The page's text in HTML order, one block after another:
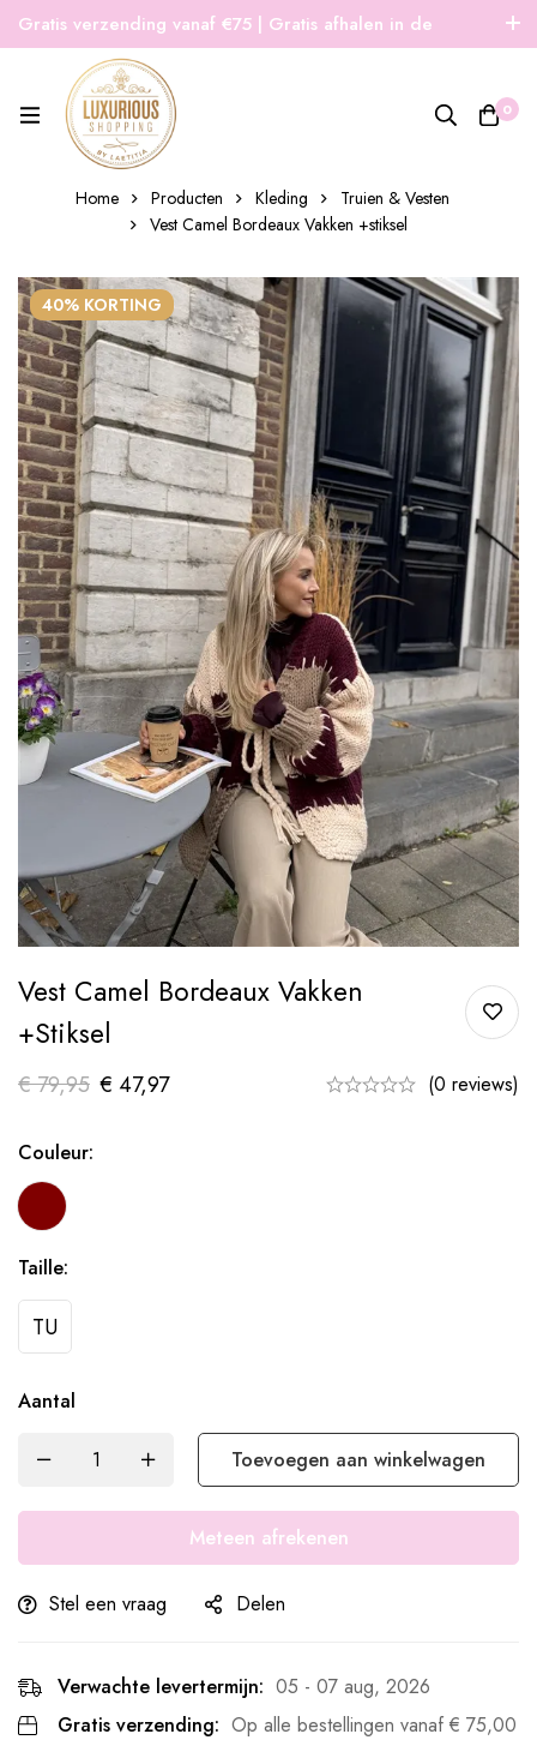
Gratis verzending vanaf €75 | Gratis afhalen in de
winkel | Snelle verzending
0
Home Producten Kleding
Truien & Vesten
Vest Camel Bordeaux Vakken +stiksel
40% KORTING
Vest Camel Bordeaux Vakken
+stiksel
€79,95 € 47,97 (0 reviews)
Couleur:
Taille:
TU
Aantal
Toevoegen aan winkelwagen
Meteen afrekenen
Stel een vraag Delen
Verwachte levertermijn: 05 - 07 aug, 2026
Gratis verzending: Op alle bestellingen vanaf € 75,00